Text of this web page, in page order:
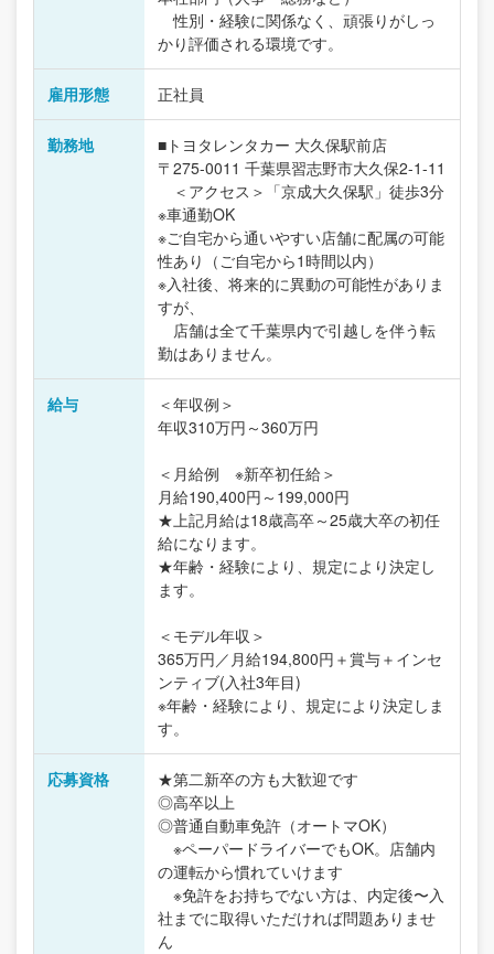
性別・経験に関係なく、頑張りがしっ
かり評価される環境です。
雇用形態 正社員
勤務地
■トヨタレンタカー 大久保駅前店
〒275-0011 千葉県習志野市大久保2-1-11
＜アクセス＞「京成大久保駅」徒歩3分
※車通勤OK
※ご自宅から通いやすい店舗に配属の可能
性あり（ご自宅から1時間以内）
※入社後、将来的に異動の可能性がありま
すが、
店舗は全て千葉県内で引越しを伴う転
勤はありません。
給与
＜年収例＞
年収310万円～360万円
＜月給例 ※新卒初任給＞
月給190,400円～199,000円
★上記月給は18歳高卒～25歳大卒の初任
給になります。
★年齢・経験により、規定により決定し
ます。
＜モデル年収＞
365万円／月給194,800円＋賞与＋インセ
ンティブ(入社3年目)
※年齢・経験により、規定により決定しま
す。
応募資格
★第二新卒の方も大歓迎です
◎高卒以上
◎普通自動車免許（オートマOK）
※ペーパードライバーでもOK。店舗内
の運転から慣れていけます
※免許をお持ちでない方は、内定後〜入
社までに取得いただければ問題ありませ
ん